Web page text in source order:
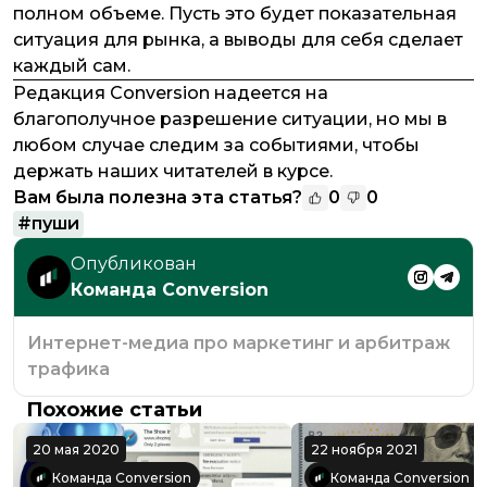
полном объеме. Пусть это будет показательная
ситуация для рынка, а выводы для себя сделает
каждый сам.
Редакция Conversion надеется на
благополучное разрешение ситуации, но мы в
любом случае следим за событиями, чтобы
держать наших читателей в курсе.
Вам была полезна эта статья?
0
0
#пуши
Опубликован
Команда Conversion
Интернет-медиа про маркетинг и арбитраж
трафика
Похожие статьи
20 мая 2020
Команда Conversion
22 ноября 2021
Команда Conversion